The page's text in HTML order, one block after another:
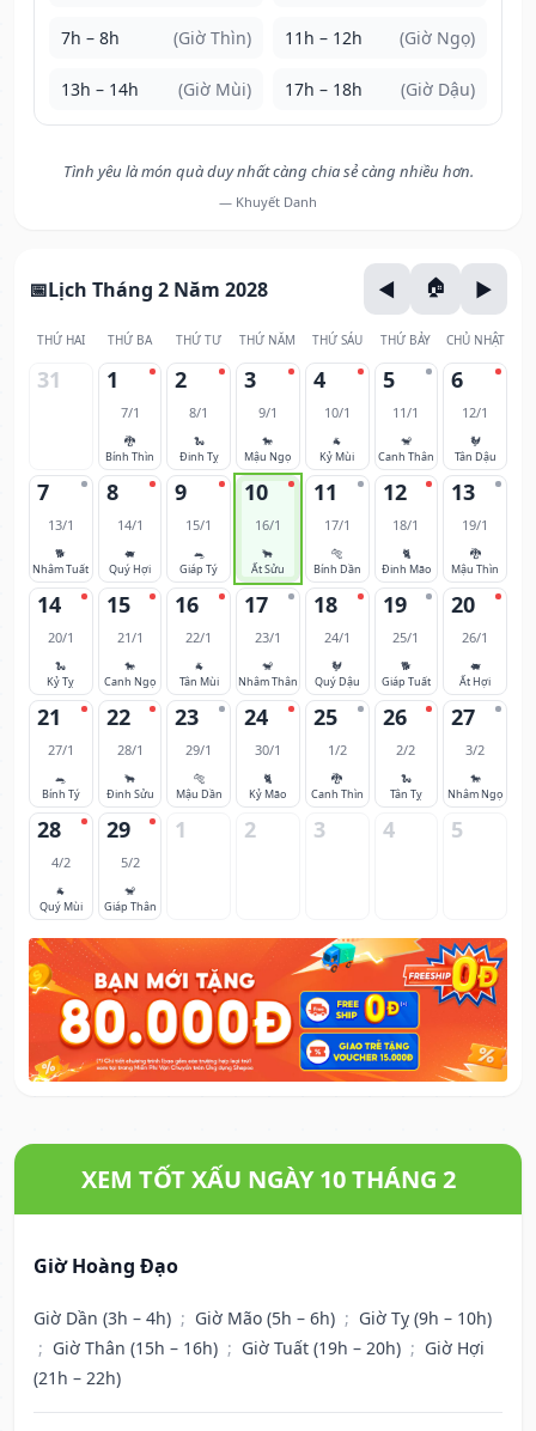
7h – 8h (Giờ Thìn) 11h – 12h (Giờ Ngọ)
13h – 14h (Giờ Mùi) 17h – 18h (Giờ Dậu)
Tình yêu là món quà duy nhất càng chia sẻ càng nhiều hơn.
— Khuyết Danh
Lịch Tháng 2 Năm 2028
THỨ HAI THỨ BA THỨ TƯ THỨ NĂM THỨ SÁU THỨ BẢY CHỦ NHẬT
31 1
7/1
🐉
Bính Thìn
2
8/1
🐍
Đinh Tỵ
3
9/1
🐎
Mậu Ngọ
4
10/1
🐐
Kỷ Mùi
5
11/1
🐒
Canh Thân
6
12/1
🐓
Tân Dậu
7
13/1
🐕
Nhâm Tuất
8
14/1
🐖
Quý Hợi
9
15/1
🐀
Giáp Tý
10
16/1
🐂
Ất Sửu
11
17/1
🐅
Bính Dần
12
18/1
🐈
Đinh Mão
13
19/1
🐉
Mậu Thìn
14
20/1
🐍
Kỷ Tỵ
15
21/1
🐎
Canh Ngọ
16
22/1
🐐
Tân Mùi
17
23/1
🐒
Nhâm Thân
18
24/1
🐓
Quý Dậu
19
25/1
🐕
Giáp Tuất
20
26/1
🐖
Ất Hợi
21
27/1
🐀
Bính Tý
22
28/1
🐂
Đinh Sửu
23
29/1
🐅
Mậu Dần
24
30/1
🐈
Kỷ Mão
25
1/2
🐉
Canh Thìn
26
2/2
🐍
Tân Tỵ
27
3/2
🐎
Nhâm Ngọ
28
4/2
🐐
Quý Mùi
29
5/2
🐒
Giáp Thân
1 2 3 4 5
XEM TỐT XẤU NGÀY 10 THÁNG 2
Giờ Hoàng Đạo
Giờ Dần (3h – 4h) ; Giờ Mão (5h – 6h) ; Giờ Tỵ (9h – 10h)
; Giờ Thân (15h – 16h) ; Giờ Tuất (19h – 20h) ; Giờ Hợi
(21h – 22h)